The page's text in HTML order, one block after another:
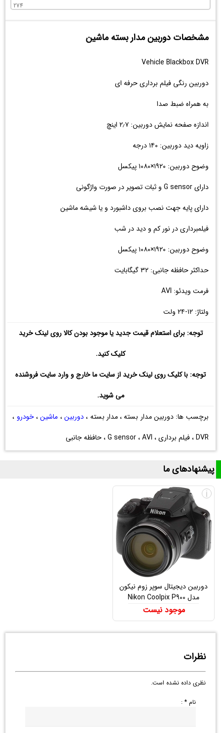
274
مشخصات دوربین مدار بسته ماشین
Vehicle Blackbox DVR
دوربین رنگی فیلم برداری حرفه ای
به همراه ضبط صدا
اندازه صفحه نمایش دوربین: ۲٫۷ اینچ
زاویه دید دوربین: ۱۴۰ درجه
وضوح دوربین: ۱۹۲۰×۱۰۸۰ پیکسل
دارای G sensor و ثبات تصویر در صورت واژگونی
دارای پایه جهت نصب بروی داشبورد و یا شیشه ماشین
فیلمبرداری در نور کم و دید در شب
وضوح دوربین: ۱۹۲۰×۱۰۸۰ پیکسل
حداکثر حافظه جانبی: ۳۲ گیگابایت
فرمت ویدئو: AVI
ولتاژ: ۱۲-۲۴ ولت
توجه: برای استعلام قیمت جدید یا موجود بودن کالا روی لینک خرید
کلیک کنید.
توجه: با کلیک روی لینک خرید از سایت ما خارج و وارد سایت فروشنده
می شوید.
برچسب ها: دوربین مدار بسته ، مدار بسته ،دوربین، ماشین،خودرو ،
DVR ، فیلم برداری ، G sensor ، AVI ، حافظه جانبی
پیشنهادهای ما
دوربین دیجیتال سوپر زوم نیکون
مدل Nikon Coolpix P900
موجود نیست
i
نظرات
نظری داده نشده است.
نام * :